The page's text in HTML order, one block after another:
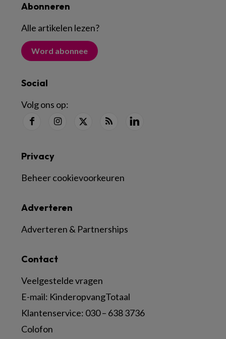
Abonneren
Alle artikelen lezen?
Word abonnee
Social
Volg ons op:
Contact
Veelgestelde vragen
E-mail: KinderopvangTotaal
Klantenservice: 030 – 638 3736
Colofon
Adverteren
Adverteren & Partnerships
Privacy
Beheer cookievoorkeuren